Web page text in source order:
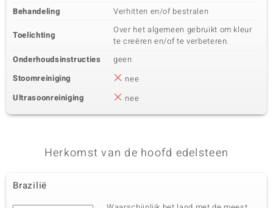
Behandeling Verhitten en/of bestralen
Toelichting
Over het algemeen gebruikt om kleur
te creëren en/of te verbeteren.
Onderhoudsinstructies
geen
Stoomreiniging
nee
Ultrasoonreiniging
nee
Herkomst van de hoofd edelsteen
Brazilië